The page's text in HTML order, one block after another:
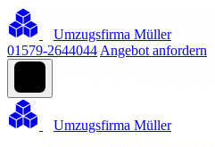
Umzugsfirma Müller
01579-2644044 Angebot anfordern
Umzugsfirma Müller